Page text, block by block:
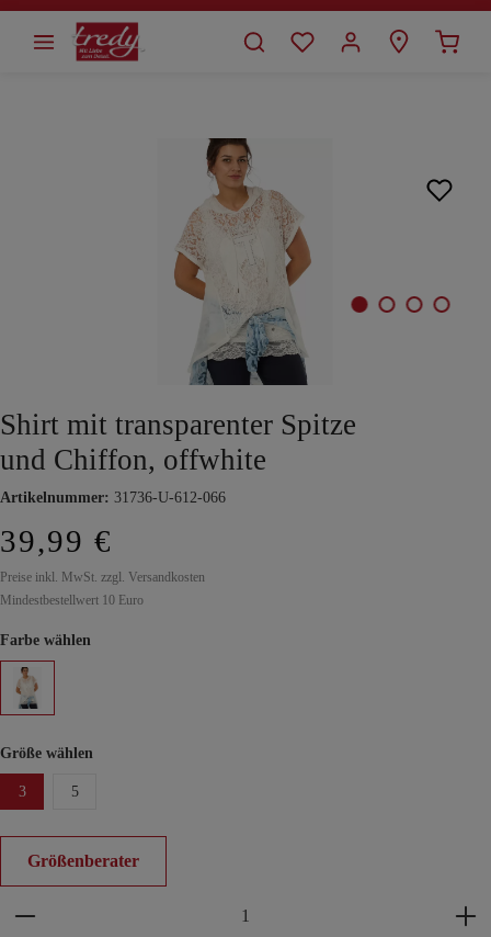
springen
Shirt mit transparenter Spitze
und Chiffon, offwhite
Artikelnummer: 31736-U-612-066
39,99 €
Preise inkl. MwSt. zzgl. Versandkosten
Mindestbestellwert 10 Euro
Farbe wählen
Größe wählen
3 5
Größenberater
Produkt Anzahl: Gib den gewünschten Wert ein